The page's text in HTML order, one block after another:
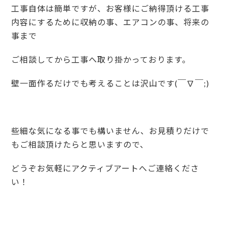
工事自体は簡単ですが、お客様にご納得頂ける工事
内容にするために収納の事、エアコンの事、将来の
事まで
ご相談してから工事へ取り掛かっております。
壁一面作るだけでも考えることは沢山です(￣∇￣;)
些細な気になる事でも構いません、お見積りだけで
もご相談頂けたらと思いますので、
どうぞお気軽にアクティブアートへご連絡くださ
い！